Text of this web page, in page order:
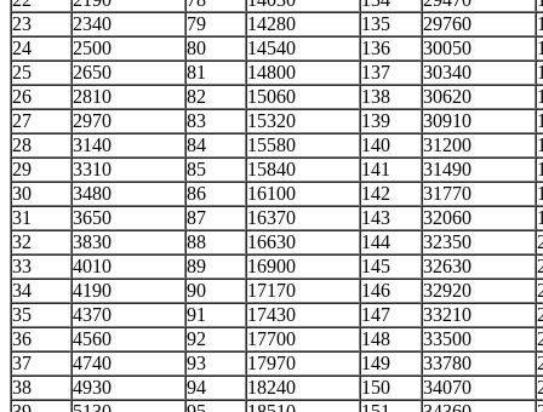
23
2340 79 14280 135 29760
24
2500 80 14540 136 30050
25
2650 81 14800 137 30340
26
2810 82 15060 138 30620
27
2970 83 15320 139 30910
28
3140 84 15580 140 31200
29
3310 85 15840 141 31490
30
3480 86 16100 142 31770
31
3650 87 16370 143 32060
32
3830 88 16630 144 32350
33
4010 89 16900 145 32630
34
4190 90 17170 146 32920
35
4370 91 17430 147 33210
36
4560 92 17700 148 33500
37
4740 93 17970 149 33780
38
4930 94 18240 150 34070